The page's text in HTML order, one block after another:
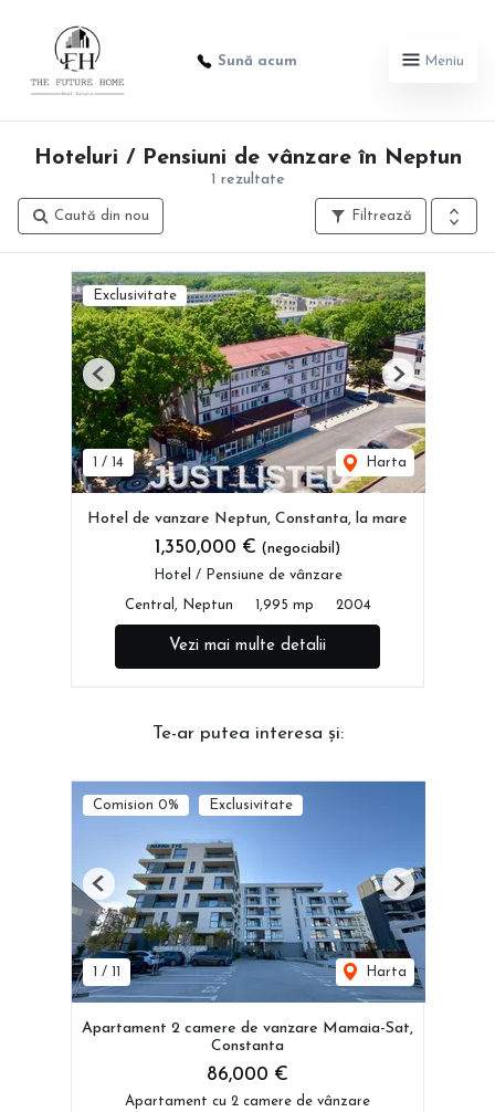
Sună acum Meniu
1 rezultate
Hoteluri / Pensiuni de vânzare în Neptun
Filtrează
Caută din nou
Exclusivitate
1 / 14 Harta
Previous Next
Hotel de vanzare Neptun, Constanta, la mare
1,350,000 € (negociabil)
Hotel / Pensiune de vânzare
Central, Neptun 1,995 mp 2004
Vezi mai multe detalii
Te-ar putea interesa și:
Comision 0% Exclusivitate
1 / 11 Harta
Previous Next
Apartament 2 camere de vanzare Mamaia-Sat,
Constanta
86,000 €
Apartament cu 2 camere de vânzare